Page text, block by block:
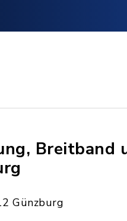
Breitband
Günzburg